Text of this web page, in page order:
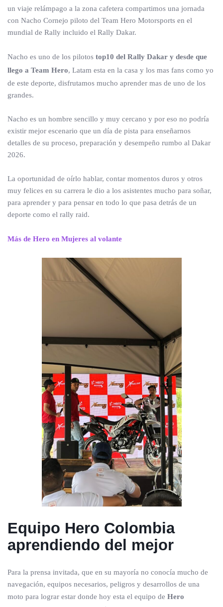
un viaje relámpago a la zona cafetera compartimos una jornada
con Nacho Cornejo piloto del Team Hero Motorsports en el
mundial de Rally incluido el Rally Dakar.
Nacho es uno de los pilotos top10 del Rally Dakar y desde que
llego a Team Hero, Latam esta en la casa y los mas fans como yo
de este deporte, disfrutamos mucho aprender mas de uno de los
grandes.
Nacho es un hombre sencillo y muy cercano y por eso no podría
existir mejor escenario que un día de pista para enseñarnos
detalles de su proceso, preparación y desempeño rumbo al Dakar
2026.
La oportunidad de oírlo hablar, contar momentos duros y otros
muy felices en su carrera le dio a los asistentes mucho para soñar,
para aprender y para pensar en todo lo que pasa detrás de un
deporte como el rally raid.
Más de Hero en Mujeres al volante
Equipo Hero Colombia
aprendiendo del mejor
Para la prensa invitada, que en su mayoría no conocía mucho de
navegación, equipos necesarios, peligros y desarrollos de una
moto para lograr estar donde hoy esta el equipo de Hero